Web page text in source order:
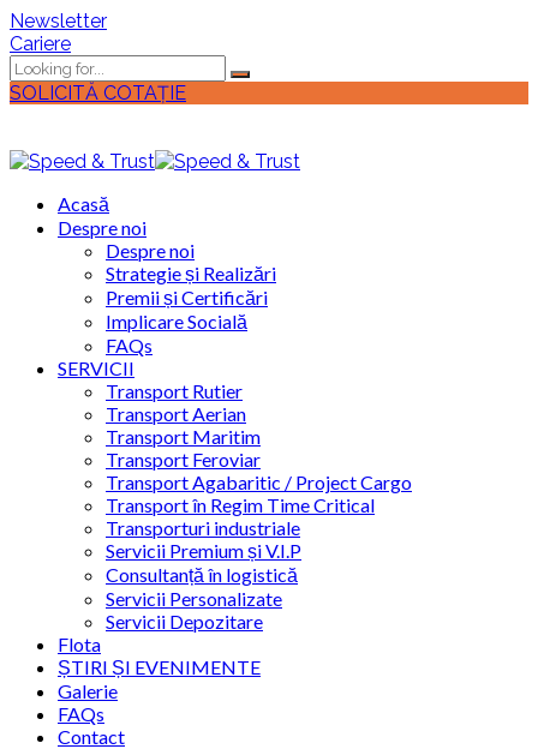
Newsletter
Cariere
SOLICITĂ COTAȚIE
Acasă
Despre noi
Despre noi
Strategie și Realizări
Premii și Certificări
Implicare Socială
FAQs
SERVICII
Transport Rutier
Transport Aerian
Transport Maritim
Transport Feroviar
Transport Agabaritic / Project Cargo
Transport în Regim Time Critical
Transporturi industriale
Servicii Premium și V.I.P
Consultanță în logistică
Servicii Personalizate
Servicii Depozitare
Flota
ȘTIRI ȘI EVENIMENTE
Galerie
FAQs
Contact